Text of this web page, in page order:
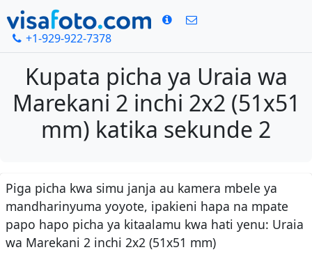
+1-929-922-7378
Kupata picha ya Uraia wa
Marekani 2 inchi 2x2 (51x51
mm) katika sekunde 2
Piga picha kwa simu janja au kamera mbele ya
mandharinyuma yoyote, ipakieni hapa na mpate
papo hapo picha ya kitaalamu kwa hati yenu: Uraia
wa Marekani 2 inchi 2x2 (51x51 mm)